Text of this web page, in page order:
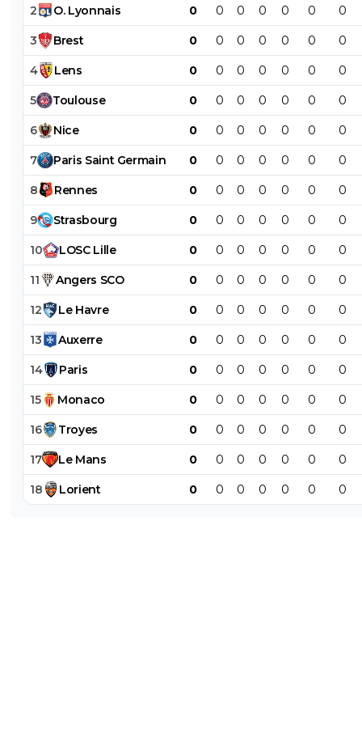
2 O. Lyonnais 0 0 0 0 0 0 0
3 Brest 0 0 0 0 0 0 0
4 Lens 0 0 0 0 0 0 0
5 Toulouse 0 0 0 0 0 0 0
6 Nice 0 0 0 0 0 0 0
7 Paris Saint Germain 0 0 0 0 0 0 0
8 Rennes 0 0 0 0 0 0 0
9 Strasbourg 0 0 0 0 0 0 0
10 LOSC Lille 0 0 0 0 0 0 0
11 Angers SCO 0 0 0 0 0 0 0
12 Le Havre 0 0 0 0 0 0 0
13 Auxerre 0 0 0 0 0 0 0
14 Paris 0 0 0 0 0 0 0
15 Monaco 0 0 0 0 0 0 0
16 Troyes 0 0 0 0 0 0 0
17 Le Mans 0 0 0 0 0 0 0
18 Lorient 0 0 0 0 0 0 0